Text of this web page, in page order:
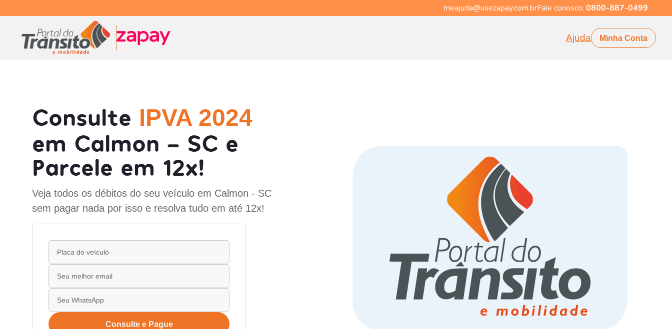
meajuda@usezapay.com.brFale conosco: 0800-887-0499
Ajuda Minha Conta
Consulte IPVA 2024
em Calmon - SC e
Parcele em 12x!
Veja todos os débitos do seu veículo em Calmon - SC
sem pagar nada por isso e resolva tudo em até 12x!
Consulte e Pague